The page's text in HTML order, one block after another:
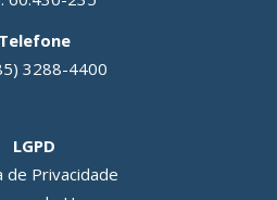
Telefone
3288-4400
LGPD
de Privacidade